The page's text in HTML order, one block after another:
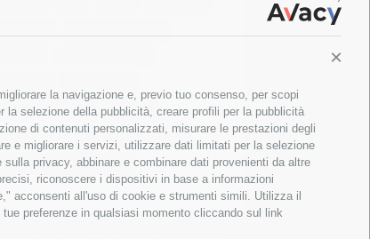
la navigazione e, previo tuo consenso, per scopi
selezione della pubblicità, creare profili per la pubblicità
di contenuti personalizzati, misurare le prestazioni degli
e migliorare i servizi, utilizzare dati limitati per la selezione
privacy, abbinare e combinare dati provenienti da altre
riconoscere i dispositivi in base a informazioni
acconsenti all'uso di cookie e strumenti simili. Utilizza il
preferenze in qualsiasi momento cliccando sul link
sorrento
studenti
treni turismo
Vico Equense
vincenzo de luca